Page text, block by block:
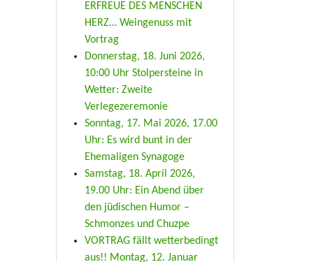
ERFREUE DES MENSCHEN
HERZ… Weingenuss mit
Vortrag
Donnerstag, 18. Juni 2026,
10:00 Uhr Stolpersteine in
Wetter: Zweite
Verlegezeremonie
Sonntag, 17. Mai 2026, 17.00
Uhr: Es wird bunt in der
Ehemaligen Synagoge
Samstag, 18. April 2026,
19.00 Uhr: Ein Abend über
den jüdischen Humor –
Schmonzes und Chuzpe
VORTRAG fällt wetterbedingt
aus!! Montag, 12. Januar